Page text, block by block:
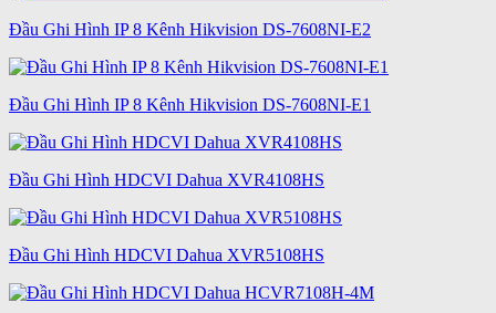
Đầu Ghi Hình IP 8 Kênh Hikvision DS-7608NI-E2
Đầu Ghi Hình IP 8 Kênh Hikvision DS-7608NI-E1
Đầu Ghi Hình HDCVI Dahua XVR4108HS
Đầu Ghi Hình HDCVI Dahua XVR5108HS